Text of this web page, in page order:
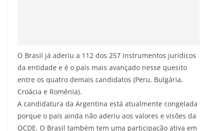
O Brasil já aderiu a 112 dos 257 instrumentos jurídicos
da entidade e é o país mais avançado nesse quesito
entre os quatro demais candidatos (Peru, Bulgária,
Croácia e Romênia).
A candidatura da Argentina está atualmente congelada
porque o país ainda não aderiu aos valores e visões da
OCDE. O Brasil também tem uma participação ativa em